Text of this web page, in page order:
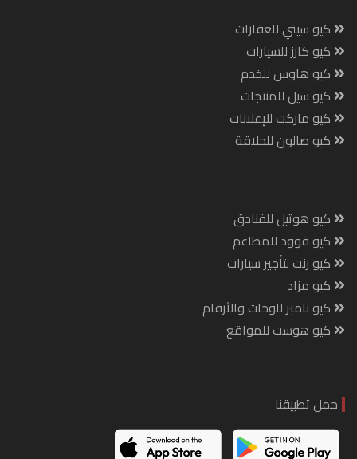
كيو سيتي للعقارات
كيو كارز للسيارات
كيو هاوس للخدم
كيو سيل للمنتجات
كيو ماركت للإعلانات
كيو صالون للحلاقة
كيو هوتيل للفنادق
كيو فوود للمطاعم
كيو رنت لتأجير سيارات
كيو مزاد
كيو نامبر للوحات والأرقام
كيو هوست للمواقع
حمل تطبيقنا